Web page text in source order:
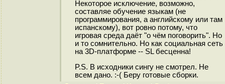
Некоторое исключение, возможно,
составляе обучение языкам (не
программирования, а английскому или там
испанскому), вот ровно потому, что
игровая среда даёт "о чём поговорить". Но
и то сомнительно. Но как социальная сеть
на 3D-платформе -- SL бесценна!
P.S. В исходники сингу не смотрел. Не
всем дано. :-( Беру готовые сборки.